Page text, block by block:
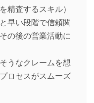
精査するスキル）
早い段階で信頼関
の後の営業活動に
うなクレームを想
ロセスがスムーズ